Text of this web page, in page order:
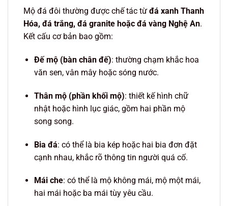
Mộ đá đôi thường được chế tác từ đá xanh Thanh
Hóa, đá trắng, đá granite hoặc đá vàng Nghệ An.
Kết cấu cơ bản bao gồm:
Đế mộ (bàn chân đế): thường chạm khắc hoa
văn sen, vân mây hoặc sóng nước.
Thân mộ (phần khối mộ): thiết kế hình chữ
nhật hoặc hình lục giác, gồm hai phần mộ
song song.
Bia đá: có thể là bia kép hoặc hai bia đơn đặt
cạnh nhau, khắc rõ thông tin người quá cố.
Mái che: có thể là mộ không mái, mộ một mái,
hai mái hoặc ba mái tùy yêu cầu.